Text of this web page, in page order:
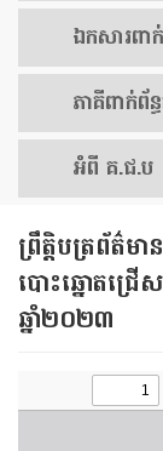
ឯកសារ​ពា
ភាគីពាក់ព័
អំពី គ.ជ.ប
ព្រឹត្តិបត្រព័ត៌
បោះឆ្នោតជ្រ
ឆ្នាំ២០២៣